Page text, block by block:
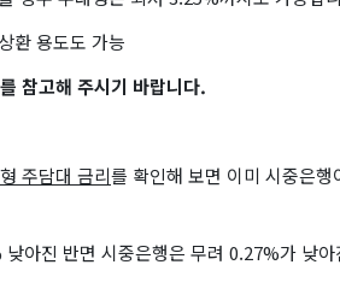
환 용도도 가능
참고해 주시기 바랍니다.
주담대 금리를 확인해 보면 이미 시중은행
아진 반면 시중은행은 무려 0.27%가 낮